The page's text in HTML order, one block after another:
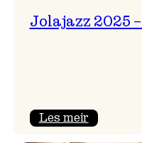
Jolajazz 2025
Les meir: